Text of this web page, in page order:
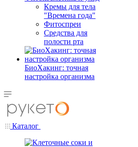
Кремы для тела
"Времена года"
Фитоспреи
Средства для
полости рта
БиоХакинг: точная
настройка организма
Каталог